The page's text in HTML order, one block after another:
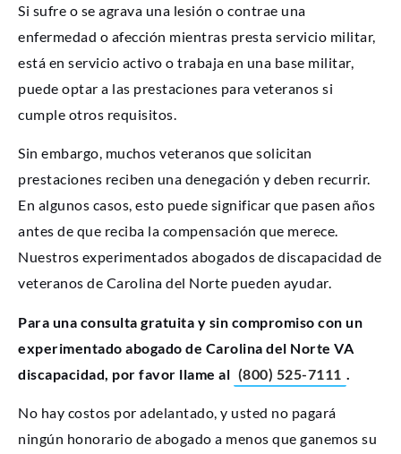
Si sufre o se agrava una lesión o contrae una
enfermedad o afección mientras presta servicio militar,
está en servicio activo o trabaja en una base militar,
puede optar a las prestaciones para veteranos si
cumple otros requisitos.
Sin embargo, muchos veteranos que solicitan
prestaciones reciben una denegación y deben recurrir.
En algunos casos, esto puede significar que pasen años
antes de que reciba la compensación que merece.
Nuestros experimentados abogados de discapacidad de
veteranos de Carolina del Norte pueden ayudar.
Para una consulta gratuita y sin compromiso con un
experimentado abogado de Carolina del Norte VA
discapacidad, por favor llame al (800) 525-7111
No hay costos por adelantado, y usted no pagará
ningún honorario de abogado a menos que ganemos su